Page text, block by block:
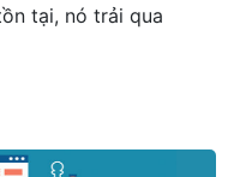
tại, nó trải qua